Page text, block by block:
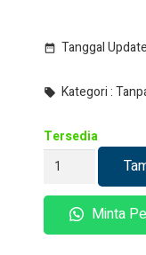
date_range Tanggal
local_offer Kategori :
Tersedia
Kuantitas
Sika
Boom
Minta